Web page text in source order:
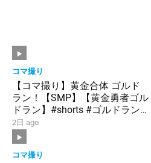
コマ撮り
【コマ撮り】黄金合体 ゴルド
ラン！【SMP】【黄金勇者ゴル
ドラン】#shorts #ゴルドラン
#smp #stopmotion #黄金合体
2日 ago
コマ撮り